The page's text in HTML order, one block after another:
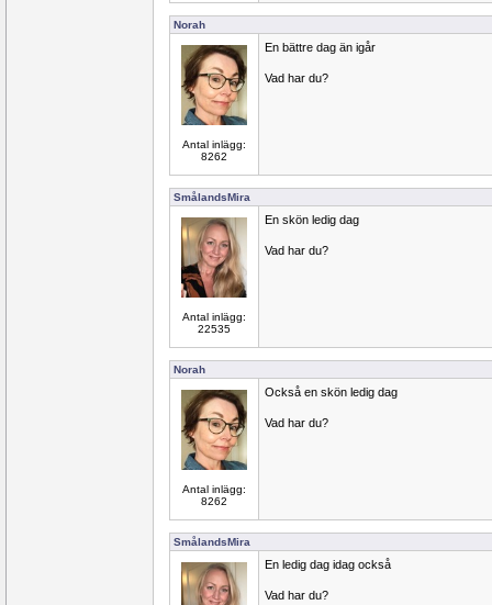
Norah
Antal inlägg:
8262
En bättre dag än igår
Vad har du?
SmålandsMira
Antal inlägg:
22535
En skön ledig dag
Vad har du?
Norah
Antal inlägg:
8262
Också en skön ledig dag
Vad har du?
SmålandsMira
En ledig dag idag också
Vad har du?